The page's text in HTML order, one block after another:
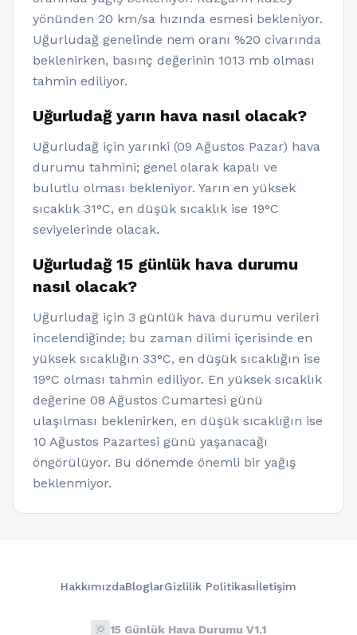
yönünden 20 km/sa hızında esmesi bekleniyor.
Uğurludağ genelinde nem oranı %20 civarında
beklenirken, basınç değerinin 1013 mb olması
tahmin ediliyor.
Uğurludağ yarın hava nasıl olacak?
Uğurludağ için yarınki (09 Ağustos Pazar) hava
durumu tahmini; genel olarak kapalı ve
bulutlu olması bekleniyor. Yarın en yüksek
sıcaklık 31°C, en düşük sıcaklık ise 19°C
seviyelerinde olacak.
Uğurludağ 15 günlük hava durumu
nasıl olacak?
Uğurludağ için 3 günlük hava durumu verileri
incelendiğinde; bu zaman dilimi içerisinde en
yüksek sıcaklığın 33°C, en düşük sıcaklığın ise
19°C olması tahmin ediliyor. En yüksek sıcaklık
değerine 08 Ağustos Cumartesi günü
ulaşılması beklenirken, en düşük sıcaklığın ise
10 Ağustos Pazartesi günü yaşanacağı
öngörülüyor. Bu dönemde önemli bir yağış
beklenmiyor.
HakkımızdaBloglarGizlilik Politikasıİletişim
wb_sunny 15 Günlük Hava Durumu V1.1